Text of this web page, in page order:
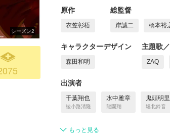
シーズン2
原作
衣笠彰梧
総監督
岸誠二 橋本裕
キャラクターデザイン
森田和明
主題歌
ZAQ
出演者
千葉翔也
綾小路清隆
水中雅章
龍園翔
鬼頭明里
堀北鈴音
もっと見る